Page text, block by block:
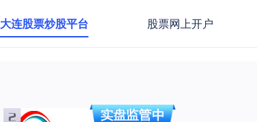
大连股票炒股平台 股票网上开户